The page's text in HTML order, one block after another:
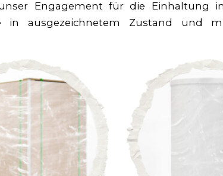
Engagement für die Einhaltung
in ausgezeichnetem Zustand und